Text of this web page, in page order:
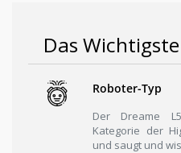
Das
Roboter-Typ
Der Dreame
Kategorie der
und saugt und